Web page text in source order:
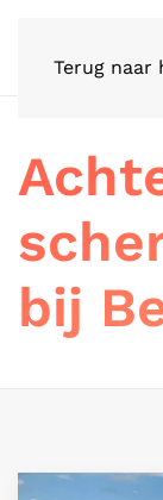
Terug naar
bij